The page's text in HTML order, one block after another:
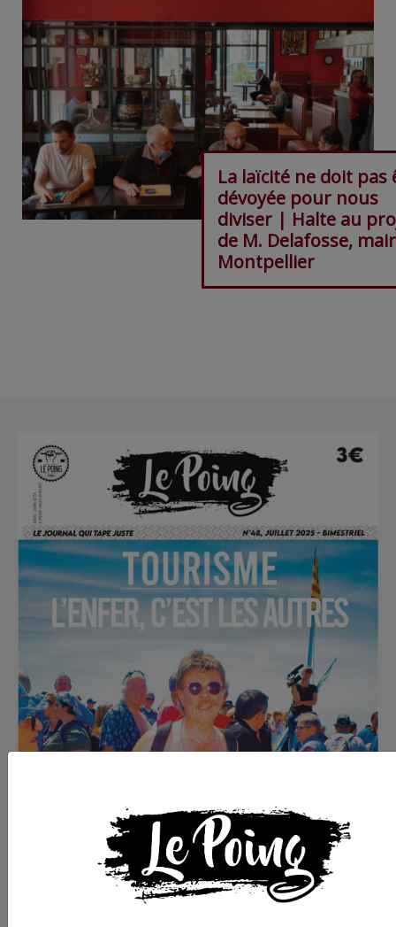
La laïcité ne doit pas
dévoyée pour nous
diviser | Halte au
de M. Delafosse,
Montpellier